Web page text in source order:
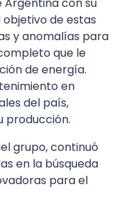
Argentina con su
objetivo de estas
y anomalías para
que le
de energía.
en
del país,
producción.
grupo, continuó
en la búsqueda
para el